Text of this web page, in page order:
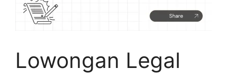
Lowongan Legal